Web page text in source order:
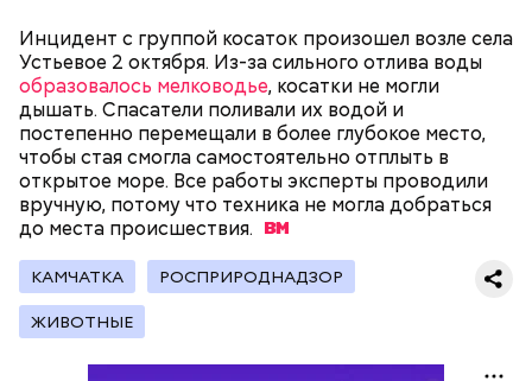
Инцидент с группой косаток произошел возле села
Устьевое 2 октября. Из-за сильного отлива воды
образовалось мелководье, косатки не могли
дышать. Спасатели поливали их водой и
постепенно перемещали в более глубокое место,
чтобы стая смогла самостоятельно отплыть в
открытое море. Все работы эксперты проводили
вручную, потому что техника не могла добраться
до места происшествия.
КАМЧАТКА РОСПРИРОДНАДЗОР
ЖИВОТНЫЕ
— Кабачки, порезанные кубиками, нужно легко
обжарить на сковороде. К ним добавляются зелень
петрушки, чеснок, соль и оливковое масло.
Получается очень вкусно, — поделился рецептом
Копылов.
с сахарным диабетом;
лишним весом.
подчеркнула доктор.